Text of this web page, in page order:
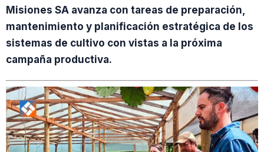
Misiones SA avanza con tareas de preparación,
mantenimiento y planificación estratégica de los
sistemas de cultivo con vistas a la próxima
campaña productiva.